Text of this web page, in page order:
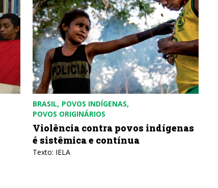
BRASIL POVOS INDÍGENAS
POVOS ORIGINÁRIOS
Violência contra povos indígenas
é sistêmica e contínua
Texto: IELA